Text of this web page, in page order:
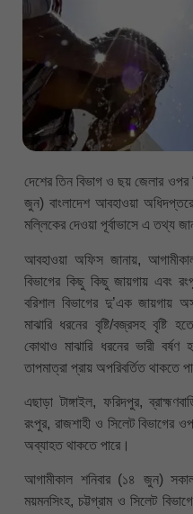
দেশের তিন বিভাগ ও ছয় জেলার ওপর
জুন) বাংলাদেশ আবহাওয়া
মল্লিকের দেওয়া পূর্বাভাসে এ তথ্য
আবহাওয়া অফিস জানায়,
বিভাগের কিছু কিছু জায়গায় এবং
বরিশাল বিভাগের দু’এক জায়গায়
মাঝারি ধরনের বৃষ্টি/বজ্রসহ বৃষ্টি
কোথাও মাঝারি ধরনের ভারী
তাপমাত্রা প্রায় অপরিবর্তিত থাকতে
এছাড়া টাঙ্গাইল, ফরিদপুর,
রংপুর, রাজশাহী ও সিলেট বিভাগের
অব্যাহত থাকতে পারে।
আগামীকাল শনিবার (১৪ জুন)
ময়মনসিংহ, চট্টগ্রাম ও সিলেট